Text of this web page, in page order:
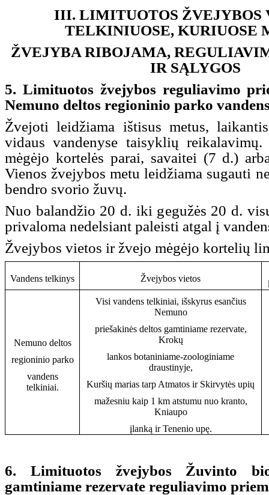
III. LIMITUOTOS ŽVEJYBOS
TELKINIUOSE, KURIUOSE
ŽVEJYBA RIBOJAMA,
IR SĄLYGOS
5. Limituotos žvejybos reguliavimo
Nemuno deltos regioninio parko
Žvejoti leidžiama ištisus metus,
vidaus vandenyse taisyklių reikalavimų.
mėgėjo kortelės parai, savaitei (7 d.)
Vienos žvejybos metu leidžiama sugauti
bendro svorio žuvų.
Nuo balandžio 20 d. iki gegužės 20 d.
privaloma nedelsiant paleisti atgal į
Žvejybos vietos ir žvejo mėgėjo kortelių
Vandens telkinys Žvejybos vietos
Nemuno deltos
regioninio parko
vandens
telkiniai.
Visi vandens telkiniai, išskyrus esančius
Nemuno
priešakinės deltos gamtiniame rezervate,
Krokų
lankos botaniniame-zoologiniame
draustinyje,
Kuršių marias tarp Atmatos ir Skirvytės upių
mažesniu kaip 1 km atstumu nuo kranto,
Kniaupo
įlanką ir Tenenio upę.
6. Limituotos žvejybos Žuvinto
gamtiniame rezervate reguliavimo